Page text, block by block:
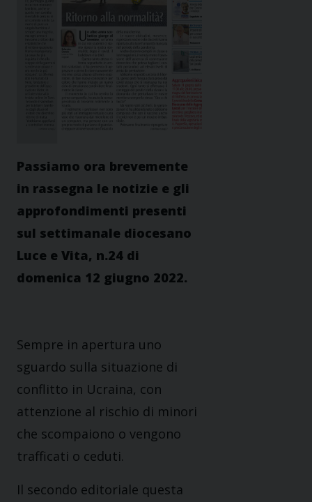
Passiamo ora brevemente
in rassegna le notizie e gli
approfondimenti presenti
sul settimanale diocesano
Luce e Vita, n.24 di
domenica 12 giugno 2022.
Sempre in apertura uno
sguardo sulla situazione di
conflitto in Ucraina, con
attenzione al rischio di minori
che scompaiono o vengono
trafficati o ceduti.
Il secondo editoriale questa